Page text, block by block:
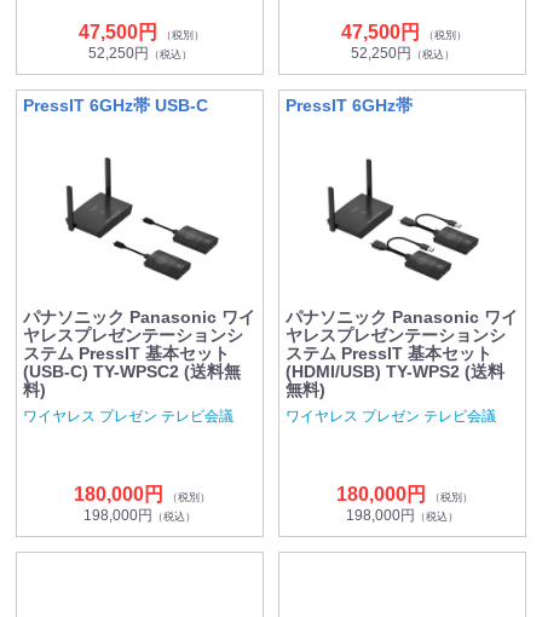
47,500円 （税別）
52,250円 （税込）
47,500円 （税別）
52,250円 （税込）
PressIT 6GHz帯 USB-C
パナソニック Panasonic ワイ
ヤレスプレゼンテーションシ
ステム PressIT 基本セット
(USB-C) TY-WPSC2 (送料無
料)
ワイヤレス プレゼン テレビ会議
180,000円 （税別）
198,000円 （税込）
PressIT 6GHz帯
パナソニック Panasonic ワイ
ヤレスプレゼンテーションシ
ステム PressIT 基本セット
(HDMI/USB) TY-WPS2 (送料
無料)
ワイヤレス プレゼン テレビ会議
180,000円 （税別）
198,000円 （税込）